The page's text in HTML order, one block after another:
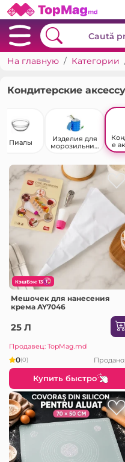
На главную Категории
Кондитерские
Пиалы
Изделия для
морозильник
е
КэшБэк: 13
Мешочек для нанесения
крема AY7046
25 Л
Продавец: TopMag.md
0(0)
Купить быстро